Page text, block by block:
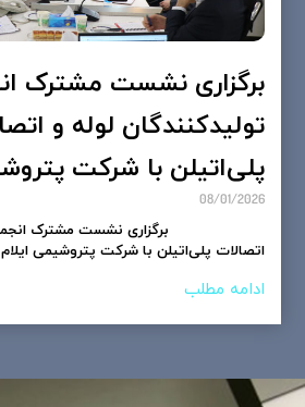
برگزاری نشست مشترک
تولیدکنندگان لوله و
پلی‌اتیلن با شرکت
08/01/2026
برگزاری نشست مشترک انجمن
اتصالات پلی‌اتیلن با شرکت پتروشیمی ایلام
ادامه مطلب